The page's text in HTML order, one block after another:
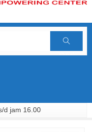
Cari
d jam 16.00